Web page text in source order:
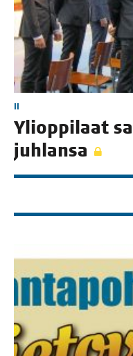
II
Yli­op­pi­laat
juhlansa